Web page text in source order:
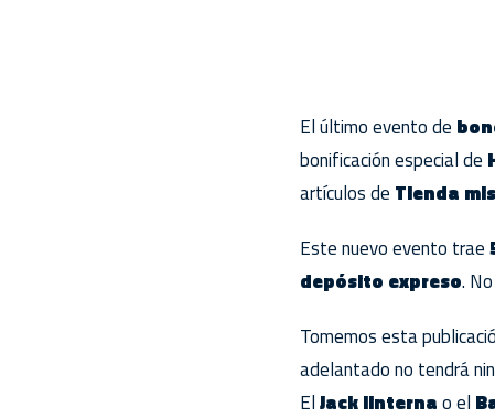
El último evento de
bonificación especial de
artículos de Tienda
Este nuevo evento trae
depósito expreso.
Tomemos esta
adelantado no tendrá
ElJack linternao el